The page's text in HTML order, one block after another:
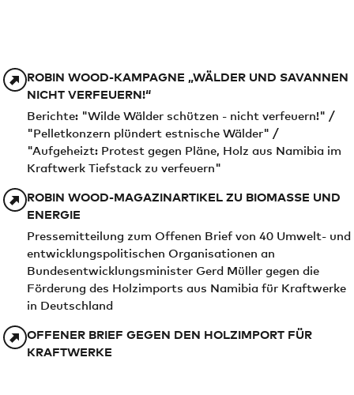
ROBIN WOOD-KAMPAGNE „WÄLDER UND SAVANNEN
NICHT VERFEUERN!“
Berichte: "Wilde Wälder schützen - nicht verfeuern!" /
"Pelletkonzern plündert estnische Wälder" /
"Aufgeheizt: Protest gegen Pläne, Holz aus Namibia im
Kraftwerk Tiefstack zu verfeuern"
ROBIN WOOD-MAGAZINARTIKEL ZU BIOMASSE UND
ENERGIE
Pressemitteilung zum Offenen Brief von 40 Umwelt- und
entwicklungspolitischen Organisationen an
Bundesentwicklungsminister Gerd Müller gegen die
Förderung des Holzimports aus Namibia für Kraftwerke
in Deutschland
OFFENER BRIEF GEGEN DEN HOLZIMPORT FÜR
KRAFTWERKE